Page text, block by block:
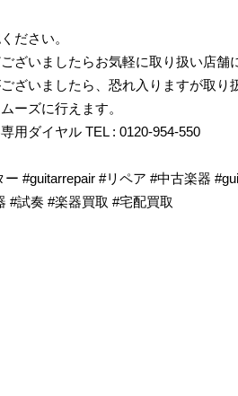
ださい。
ざいましたらお気軽に取り扱い店舗
ざいましたら、恐れ入りますが取り
ーズに行えます。
ダイヤル TEL : 0120-954-550
#guitarrepair #リペア #中古楽器
#試奏 #楽器買取 #宅配買取